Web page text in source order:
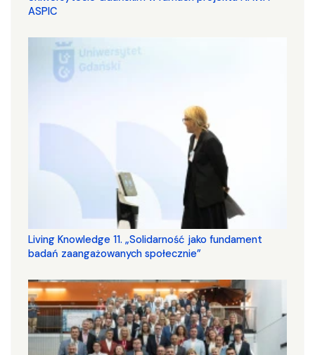
ASPIC
Living Knowledge 11. „Solidarność jako fundament
badań zaangażowanych społecznie”